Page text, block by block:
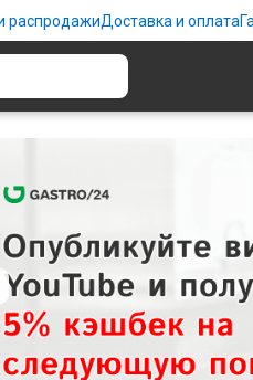
распродажиДоставка и оплата